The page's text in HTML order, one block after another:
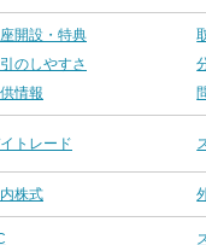
開設・特典
のしやすさ
情報
トレード
株式